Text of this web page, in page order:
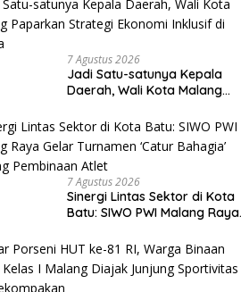
7 Agustus 2026
Jadi Satu-satunya Kepala
Daerah, Wali Kota Malang
Inklusif di Jakarta
7 Agustus 2026
Sinergi Lintas Sektor di Kota
Batu: SIWO PWI Malang Raya
Bahagia’ Dukung Pembinaan
Atlet